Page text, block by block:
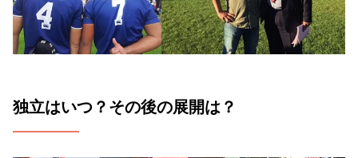
独立はいつ？その後の展開は？